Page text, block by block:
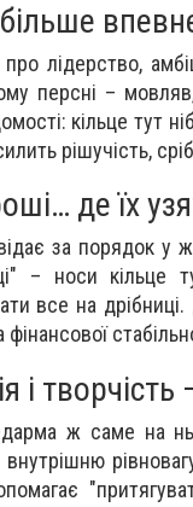
лідерство,
персні –
кільце тут
рішучість,
де їх
за порядок у
– носи
все на
і
ж саме на
внутрішню